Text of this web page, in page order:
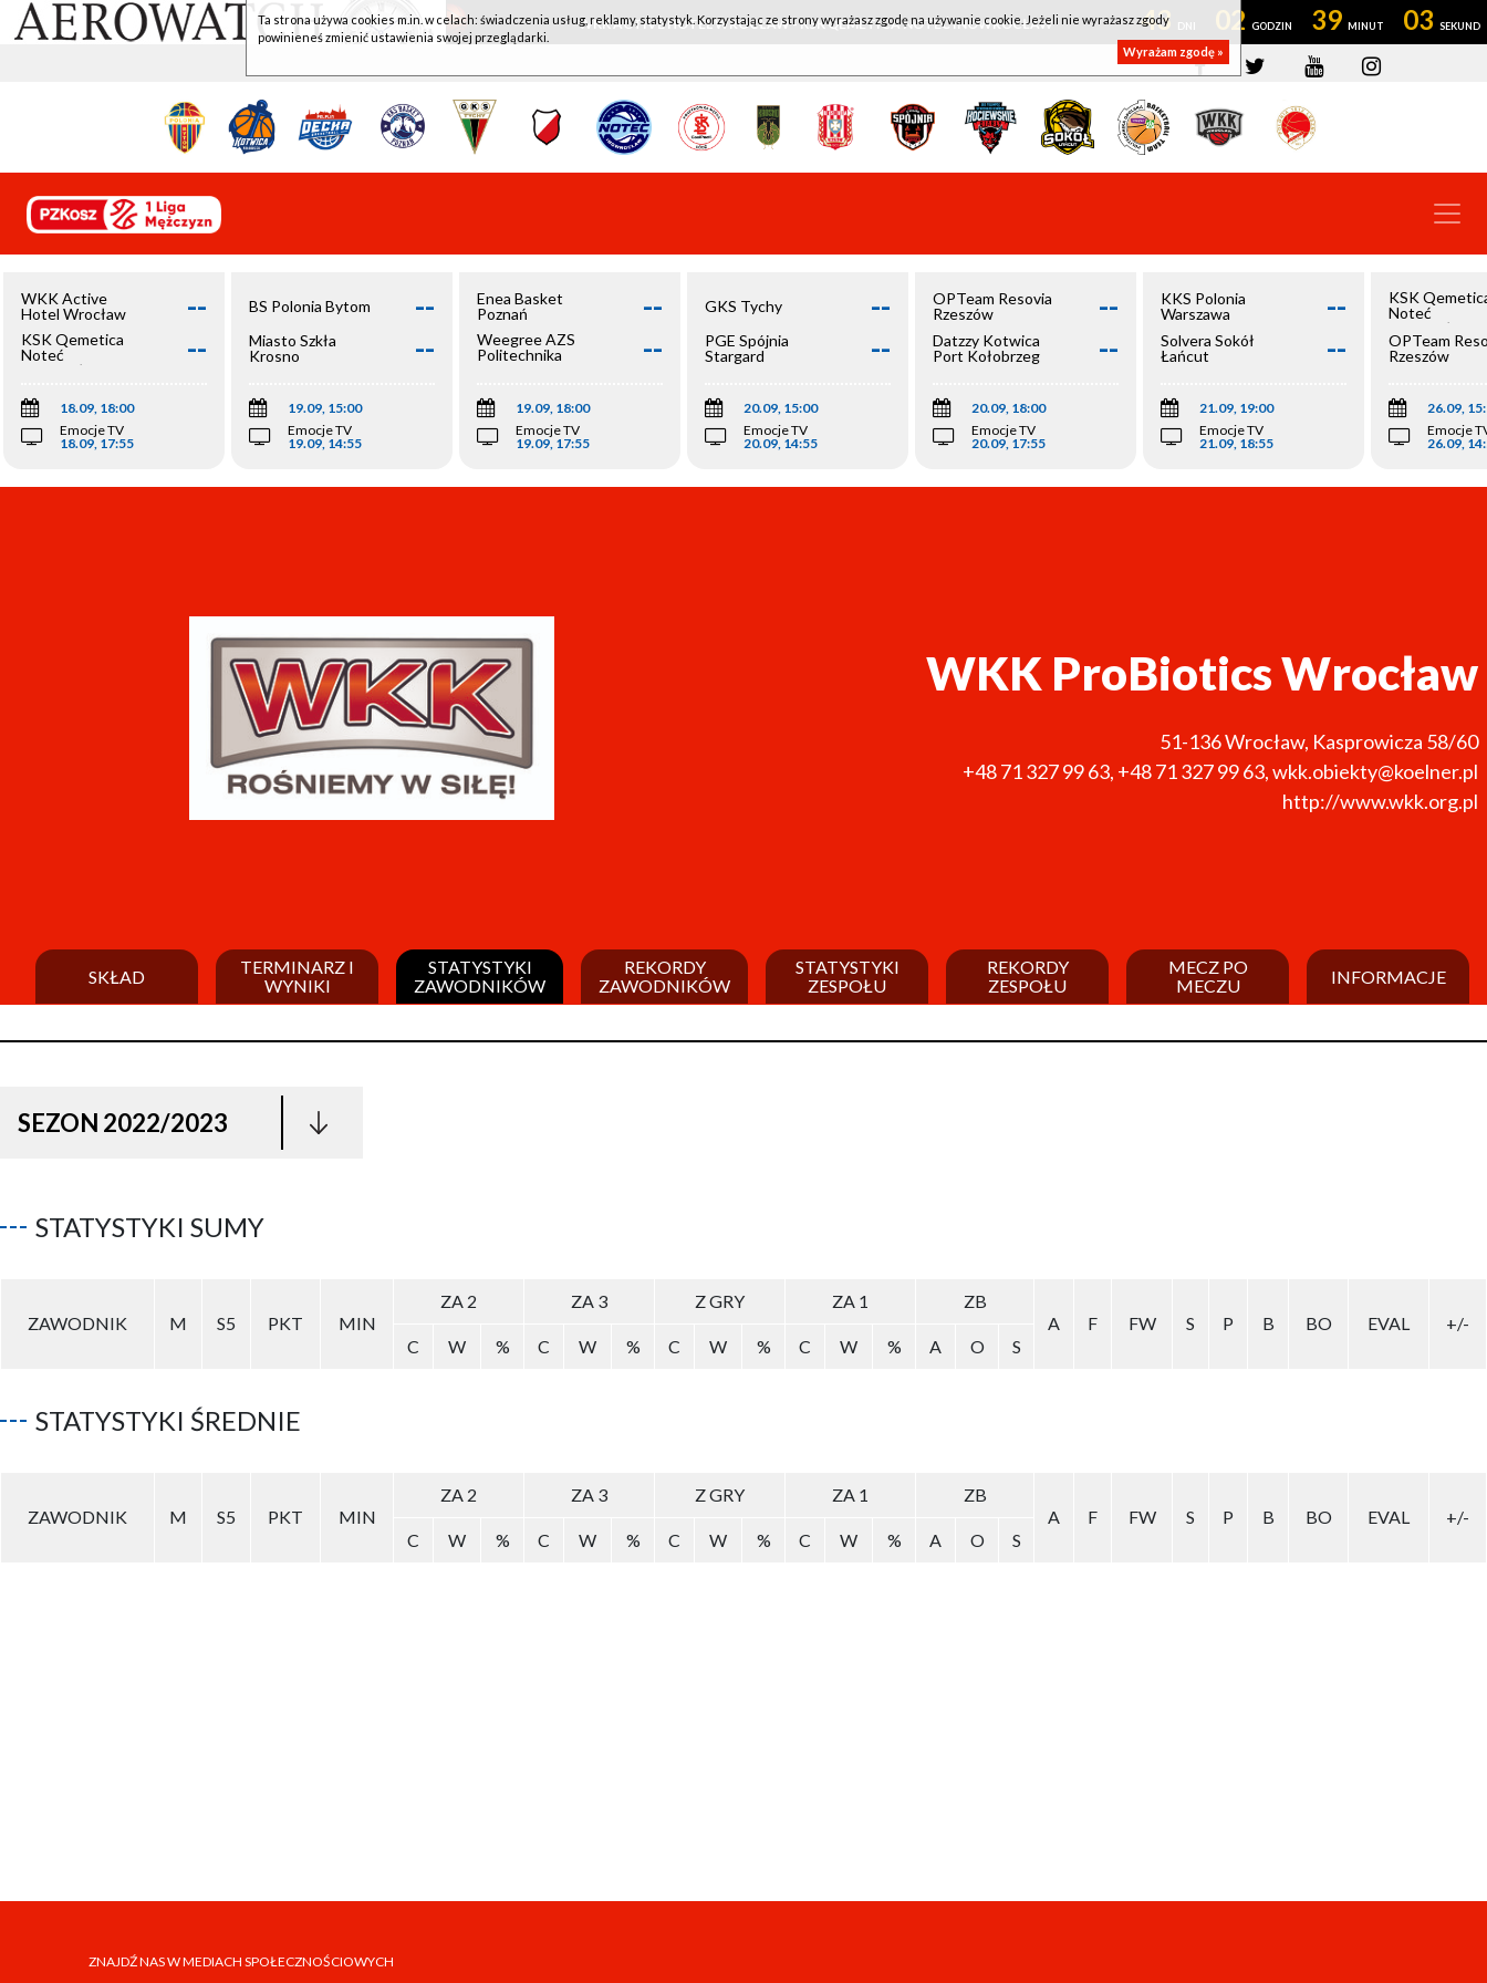
WKK ACTIVE HOTEL WROCŁAW - KSK QEMETICA NOTEĆ INOWROCŁAW 43 02 39 02
WKK Active
Hotel Wrocław
--
KSK Qemetica
Noteć
Inowrocław
--
18.09, 18:00
Emocje TV
18.09, 17:55
BS Polonia Bytom --
Miasto Szkła
Krosno
--
19.09, 15:00
Emocje TV
19.09, 14:55
Enea Basket
Poznań
--
Weegree AZS
Politechnika
--
19.09, 18:00
Emocje TV
19.09, 17:55
GKS Tychy --
PGE Spójnia
Stargard
--
20.09, 15:00
Emocje TV
20.09, 14:55
OPTeam Resovia
Rzeszów
--
Datzzy Kotwica
Port Kołobrzeg
--
20.09, 18:00
Emocje TV
20.09, 17:55
KKS Polonia
Warszawa
--
Solvera Sokół
Łańcut
--
21.09, 19:00
Emocje TV
21.09, 18:55
KSK
Noteć
Inowrocław
OPTeam
Rzeszów
26.09,
Emocje
26.09,
WKK ProBiotics Wrocław
51-136Wrocław, Kasprowicza 58/60
+48 71 327 99 63, +48 71 327 99 63,wkk.obiekty@koelner.pl
http://www.wkk.org.pl
SKŁAD
TERMINARZ I
WYNIKI
STATYSTYKI
ZAWODNIKÓW
REKORDY
ZAWODNIKÓW
STATYSTYKI
ZESPOŁU
REKORDY
ZESPOŁU
MECZ PO
MECZU
INFORMACJE
SEZON 2022/2023
STATYSTYKI SUMY
ZAWODNIK M S5 PKT MIN
ZA 2 ZA 3 Z GRY ZA 1
ZB
A
F FW S P B BO EVAL
+/-
C
W % C W % C W % C W % A O S
STATYSTYKI ŚREDNIE
ZAWODNIK M S5 PKT MIN
ZA 2 ZA 3 Z GRY ZA 1
ZB
A
F FW S P B BO EVAL
+/-
C
W % C W % C W % C W % A O S
ZNAJDŹ NAS W MEDIACH SPOŁECZNOŚCIOWYCH
Ta strona używa cookies m.in. w celach: świadczenia usług, reklamy, statystyk. Korzystając ze strony wyrażasz zgodę na używanie cookie. Jeżeli nie wyrażasz zgody
powinieneś zmienić ustawienia swojej przeglądarki.
Wyrażam zgodę »